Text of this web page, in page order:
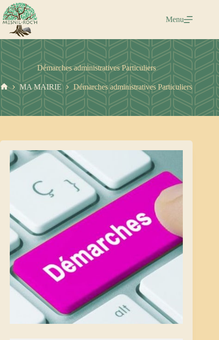
Passer
au
contenu
Menu
Démarches administratives Particuliers
Accueil
MA MAIRIE Démarches administratives Particuliers